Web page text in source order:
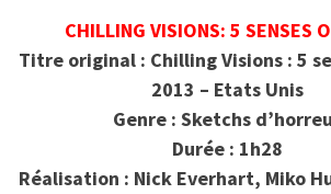
CHILLING VISIONS: 5 SENSES
Titre original : Chilling Visions : 5
2013 – Etats Unis
Genre : Sketchs
Durée : 1h28
Réalisation : Nick Everhart, Miko